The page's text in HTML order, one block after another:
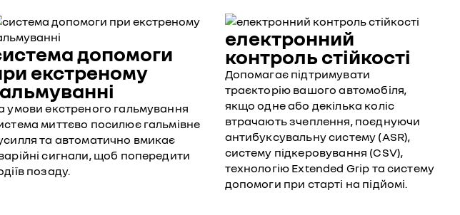
допомоги
екстреному
умови екстреного гальмування
миттєво посилює гальмівне
та автоматично вмикає
сигнали, щоб попередити
позаду.
електронний
контроль стійкості
Допомагає підтримувати
траєкторію вашого автомобіля,
якщо одне або декілька коліс
втрачають зчеплення, поєднуючи
антибуксувальну систему (ASR),
систему підкеровування (CSV),
технологію Extended Grip та систему
допомоги при старті на підйомі.